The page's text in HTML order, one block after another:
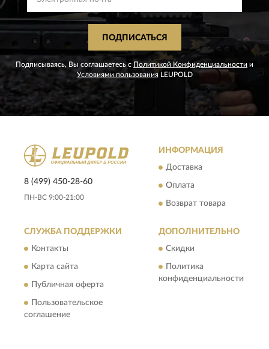
ПОДПИСАТЬСЯ
Подписываясь, Вы соглашаетесь с Политикой Конфиденциальности и
Условиями пользованияLEUPOLD
8 (499) 450-28-60
ПН-ВС 9:00-21:00
ИНФОРМАЦИЯ
Доставка
Оплата
Возврат товара
СЛУЖБА ПОДДЕРЖКИ
Контакты
Карта сайта
Публичная оферта
Пользовательское
соглашение
ДОПОЛНИТЕЛЬНО
Скидки
Политика
конфиденциальности